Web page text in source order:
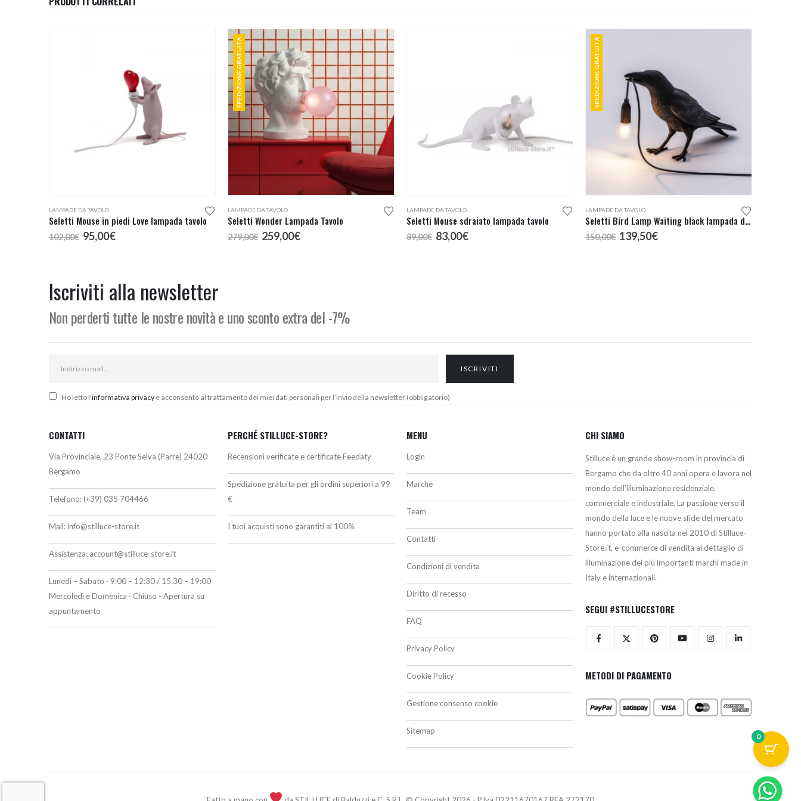
LAMPADE DA TAVOLO
Seletti Mouse in piedi Love lampada tavolo
102,00€ Il
prezzo
95,00€Il
SPEDIZIONE GRATUITA
LAMPADE DA TAVOLO
Seletti Wonder Lampada Tavolo
279,00€ Il
prezzo
259,00€Il
LAMPADE DA TAVOLO
Seletti Mouse sdraiato lampada tavolo
89,00€ Il
prezzo
83,00€Il
SPEDIZIONE GRATUITA
LAMPADE DA TAVOLO
Seletti Bird Lamp Waiting black lampada da tavolo
150,00€ Il
prezzo
139,50€Il
Iscriviti alla newsletter
Non perderti tutte le nostre novità e uno sconto extra del -7%
Ho letto l'informativa privacy e acconsento al trattamento dei miei dati personali per l’invio della newsletter (obbligatorio)
CONTATTI
Via Provinciale, 23 Ponte Selva (Parre) 24020
Bergamo
Telefono: (+39) 035 704466
Mail:info@stilluce-store.it
Assistenza: account@stilluce-store.it
Lunedì – Sabato · 9:00 – 12:30 / 15:30 – 19:00
Mercoledì e Domenica · Chiuso - Apertura su
appuntamento
PERCHÉ STILLUCE-STORE?
Recensioni verificate e certificate Feedaty
Spedizione gratuita per gli ordini superiori a 99
€
I tuoi acquisti sono garantiti al 100%
MENU
Login
Marche
Team
Contatti
Condizioni di vendita
Diritto di recesso
FAQ
Privacy Policy
Cookie Policy
Gestione consenso cookie
Sitemap
CHI SIAMO
Stilluce è un grande show-room in provincia di
Bergamo che da oltre 40 anni opera e lavora nel
mondo dell’illuminazione residenziale,
commerciale e industriale. La passione verso il
mondo della luce e le nuove sfide del mercato
hanno portato alla nascita nel 2010 di Stilluce-
Store.it, e-commerce di vendita al dettaglio di
illuminazione dei più importanti marchi made in
Italy e internazionali.
SEGUI #STILLUCESTORE
METODI DI PAGAMENTO
0